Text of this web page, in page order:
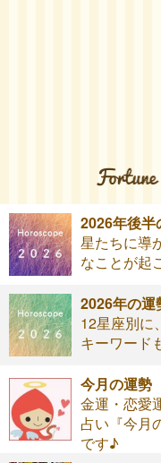
2026年後半
星たちに導
なことが起
2026年の運
12星座別に
キーワード
今月の運勢
金運・恋愛
占い『今月
です♪